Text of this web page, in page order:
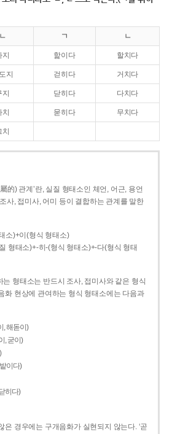
ㄴ ㄱ ㄴ
지 핥이다 할치다
지 걷히다 거치다
지 닫히다 다치다
치 묻히다 무치다
치
的) 관계’란, 실질 형태소인 체언, 어근, 용언
사, 접미사, 어미 등이 결합하는 관계를 말한
소)+이(형식 형태소)
형태소)+­-히­-(형식 형태소)+-다(형식 형태
형태소는 반드시 조사, 접미사와 같은 형식
화 현상에 관여하는 형식 형태소에는 다음과
, 해돋이)
, 굳이)
이다)
히다)
은 경우에는 구개음화가 실현되지 않는다. ‘곧